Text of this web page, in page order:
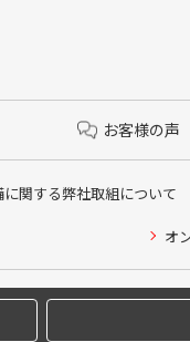
お客様の声
関する弊社取組について
オ